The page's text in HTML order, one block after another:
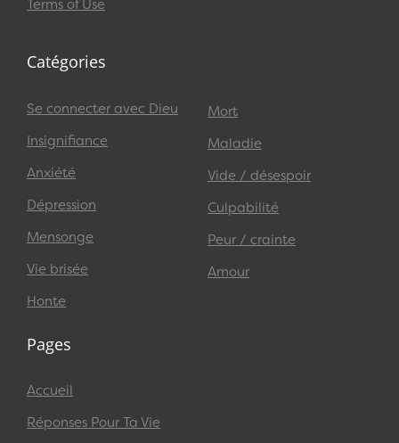
Terms of Use
Catégories
Se connecter avec Dieu
Insignifiance
Anxiété
Dépression
Mensonge
Vie brisée
Honte
Mort
Maladie
Vide / désespoir
Culpabilité
Peur / crainte
Amour
Pages
Accueil
Réponses Pour Ta Vie